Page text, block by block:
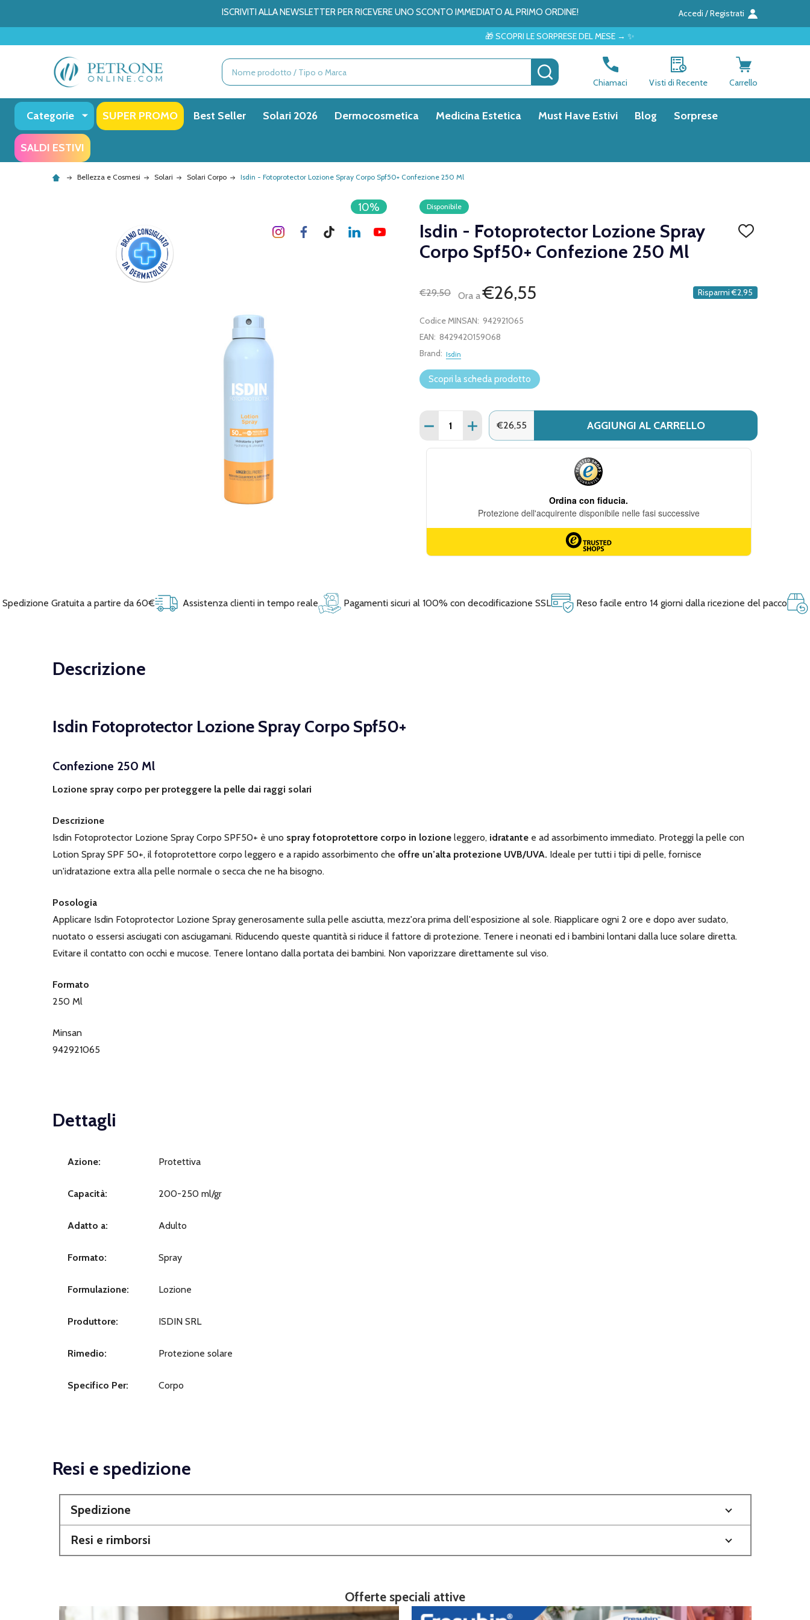
ISCRIVITI ALLA NEWSLETTER PER RICEVERE UNO SCONTO IMMEDIATO AL PRIMO ORDINE! Accedi / Registrati
🎁 SCOPRI LE SORPRESE DEL MESE → ✨
Ricerca CERCA
Chiamaci Visti di Recente Carrello
Categorie SUPER PROMO Best Seller Solari 2026 Dermocosmetica Medicina Estetica Must Have Estivi Blog Sorprese
SALDI ESTIVI
Bellezza e Cosmesi Solari Solari Corpo Isdin - Fotoprotector Lozione Spray Corpo Spf50+ Confezione 250 Ml
Disponibile
Isdin - Fotoprotector Lozione Spray
Corpo Spf50+ Confezione 250 Ml
AGGIUNGI
€29,50
Ora a€26,55 Risparmi €2,95
10%
Codice MINSAN: 942921065
EAN: 8429420159068
Brand: Isdin
Scopri la scheda prodotto
Quantità:
DIMINUISCI QUANTITÀ DI ISDIN - FOTOPROTECTOR LOZIONE SPRAY CORPO SPF50+
AUMENTA QUANTITÀ DI ISDIN - FOTOPROTECTOR LOZIONE SPRAY
€26,55 AGGIUNGI AL CARRELLO
Spedizione Gratuita a partire da 60€ Assistenza clienti in tempo reale Pagamenti sicuri al 100% con decodificazione SSL Reso facile entro 14 giorni dalla ricezione del pacco
Descrizione
Isdin Fotoprotector Lozione Spray Corpo Spf50+
Confezione 250 Ml
Lozione spray corpo per proteggere la pelle dai raggi solari
Descrizione
Isdin Fotoprotector Lozione Spray Corpo SPF50+ è uno spray fotoprotettore corpo in lozione leggero, idratante e ad assorbimento immediato. Proteggi la pelle con
Lotion Spray SPF 50+, il fotoprotettore corpo leggero e a rapido assorbimento che offre un’alta protezione UVB/UVA. Ideale per tutti i tipi di pelle, fornisce
un'idratazione extra alla pelle normale o secca che ne ha bisogno.
Posologia
Applicare Isdin Fotoprotector Lozione Spray generosamente sulla pelle asciutta, mezz'ora prima dell'esposizione al sole. Riapplicare ogni 2 ore e dopo aver sudato,
nuotato o essersi asciugati con asciugamani. Riducendo queste quantità si riduce il fattore di protezione. Tenere i neonati ed i bambini lontani dalla luce solare diretta.
Evitare il contatto con occhi e mucose. Tenere lontano dalla portata dei bambini. Non vaporizzare direttamente sul viso.
Formato
250 Ml
Minsan
942921065
Dettagli
Azione: Protettiva
Capacità: 200-250 ml/gr
Adatto a: Adulto
Formato: Spray
Formulazione: Lozione
Produttore: ISDIN SRL
Rimedio: Protezione solare
Specifico Per: Corpo
Resi e spedizione
Spedizione
Resi e rimborsi
Offerte speciali attive